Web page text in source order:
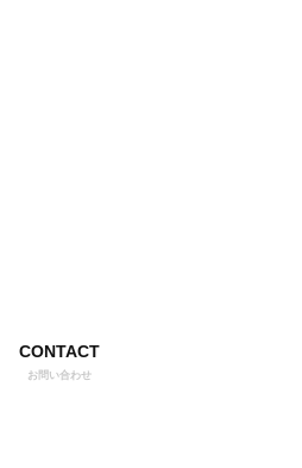
CONTACT
お問い合わせ